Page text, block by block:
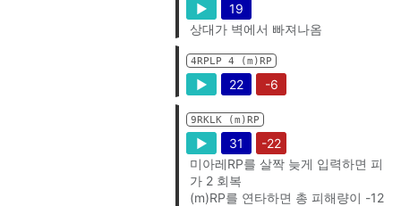
▶
19
상대가 벽에서 빠져나옴
4RPLP 4 (m)RP
▶ 22 -6
9RKLK (m)RP
▶ 31
-22
미아레RP를 살짝 늦게 입력하면 피
가 2 회복
(m)RP를 연타하면 총 피해량이 -12